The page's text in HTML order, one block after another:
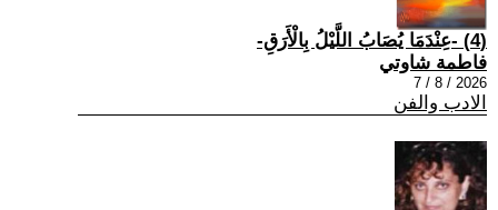
(4) -عِنْدَمَا يُصَابُ اللَّيْلُ بِالْأَرَقِ-
فاطمة شاوتي
2026 / 8 / 7
الادب والفن